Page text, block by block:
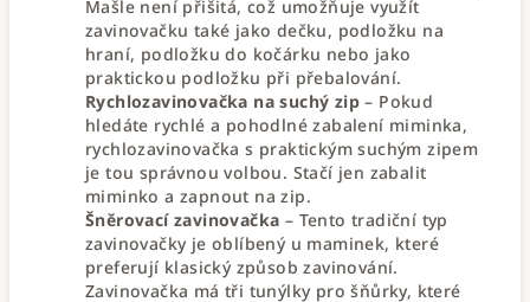
Mašle není přišitá, což umožňuje využít
zavinovačku také jako dečku, podložku na
hraní, podložku do kočárku nebo jako
praktickou podložku při přebalování.
Rychlozavinovačka na suchý zip – Pokud
hledáte rychlé a pohodlné zabalení miminka,
rychlozavinovačka s praktickým suchým zipem
je tou správnou volbou. Stačí jen zabalit
miminko a zapnout na zip.
Šněrovací zavinovačka – Tento tradiční typ
zavinovačky je oblíbený u maminek, které
preferují klasický způsob zavinování.
Zavinovačka má tři tunýlky pro šňůrky, které